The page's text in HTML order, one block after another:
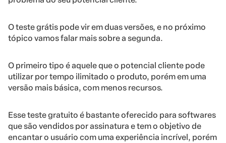
O teste grátis pode vir em duas versões, e no próximo
tópico vamos falar mais sobre a segunda.
O primeiro tipo é aquele que o potencial cliente pode
utilizar por tempo ilimitado o produto, porém em uma
versão mais básica, com menos recursos.
Esse teste gratuito é bastante oferecido para softwares
que são vendidos por assinatura e tem o objetivo de
encantar o usuário com uma experiência incrível, porém